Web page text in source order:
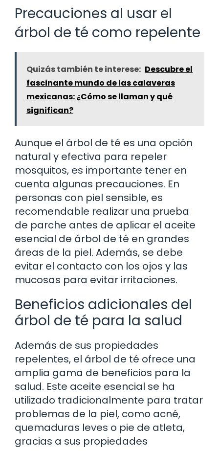
Precauciones al usar el
árbol de té como repelente
Quizás también te interese: Descubre el
fascinante mundo de las calaveras
mexicanas: ¿Cómo se llaman y qué
significan?
Aunque el árbol de té es una opción
natural y efectiva para repeler
mosquitos, es importante tener en
cuenta algunas precauciones. En
personas con piel sensible, es
recomendable realizar una prueba
de parche antes de aplicar el aceite
esencial de árbol de té en grandes
áreas de la piel. Además, se debe
evitar el contacto con los ojos y las
mucosas para evitar irritaciones.
Beneficios adicionales del
árbol de té para la salud
Además de sus propiedades
repelentes, el árbol de té ofrece una
amplia gama de beneficios para la
salud. Este aceite esencial se ha
utilizado tradicionalmente para tratar
problemas de la piel, como acné,
quemaduras leves o pie de atleta,
gracias a sus propiedades